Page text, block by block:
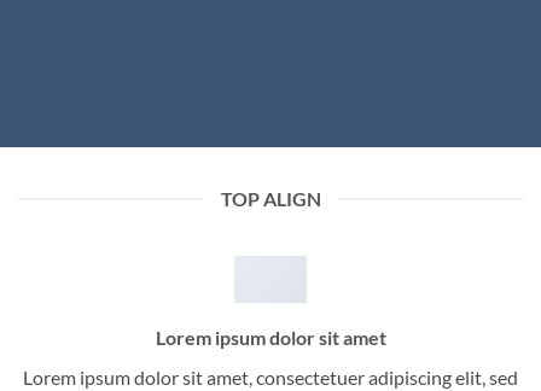
TOP ALIGN
Lorem ipsum dolor sit amet
Lorem ipsum dolor sit amet, consectetuer adipiscing elit, sed